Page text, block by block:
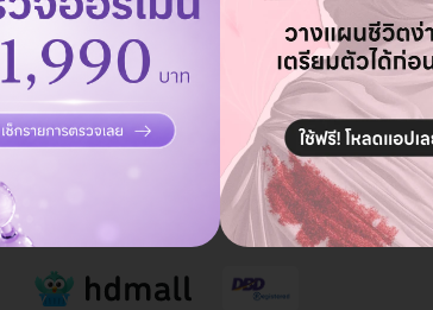
แอดมินพร้อมดูแลคุณทุกวันทางไลน์
คุยกับแอดมิน ฟรี!